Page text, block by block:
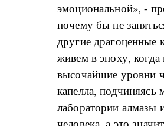
эмоциональной», -
почему бы не
другие драгоценные
живем в эпоху,
высочайшие уровни
капелла,
лаборатории алмазы